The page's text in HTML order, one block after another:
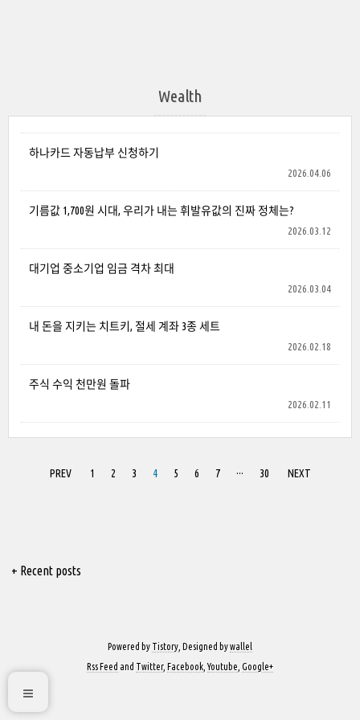
Wealth
하나카드 자동납부 신청하기
2026.04.06
기름값 1,700원 시대, 우리가 내는 휘발유값의 진짜 정체는?
2026.03.12
대기업 중소기업 임금 격차 최대
2026.03.04
내 돈을 지키는 치트키, 절세 계좌 3종 세트
2026.02.18
주식 수익 천만원 돌파
2026.02.11
PREV 1 2 3 4 5 6 7 ··· 30 NEXT
+ Recent posts
Powered by Tistory , Designed bywallel
Rss Feed and Twitter, Facebook ,Youtube Google+